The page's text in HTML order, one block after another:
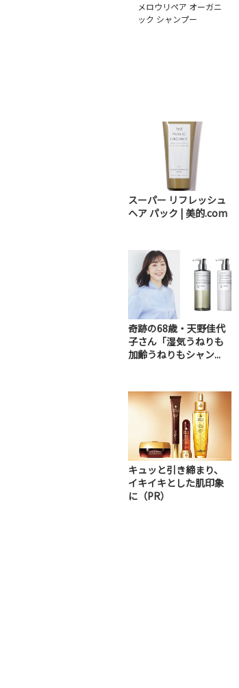
メロウリペア オーガニ
ック シャンプー
スーパー リフレッシュ
ヘア パック | 美的.com
奇跡の68歳・天野佳代
子さん「湿気うねりも
加齢うねりもシャン...
キュッと引き締まり、
イキイキとした肌印象
に（PR）